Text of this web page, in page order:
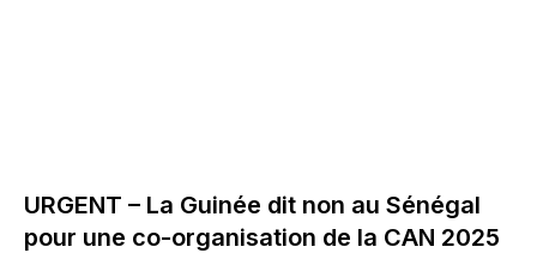
URGENT – La Guinée dit non au Sénégal
pour une co-organisation de la CAN 2025